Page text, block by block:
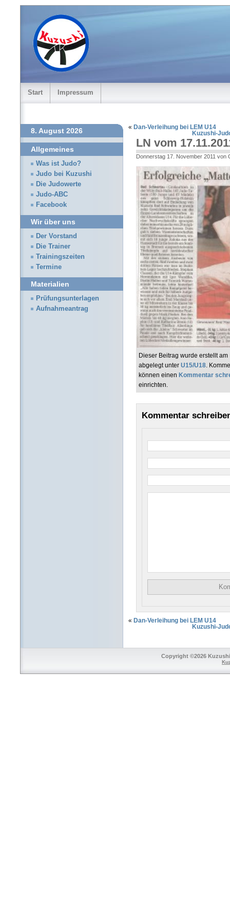
Start Impressum
« Dan-Verleihung bei LEM U14
Kuzushi-
LN vom
Donnerstag 17. November 2011 von
Dieser Beitrag wurde erstellt
abgelegt unter U15/U18.
können einen Kommentar
einrichten.
Kommentar
« Dan-Verleihung bei LEM U14
Kuzushi-
8. August 2026
Allgemeines
Was ist Judo?
Judo bei Kuzushi
Die Judowerte
Judo-ABC
Facebook
Wir über uns
Der Vorstand
Die Trainer
Trainingszeiten
Termine
Materialien
Prüfungsunterlagen
Aufnahmeantrag
Copyright ©2026